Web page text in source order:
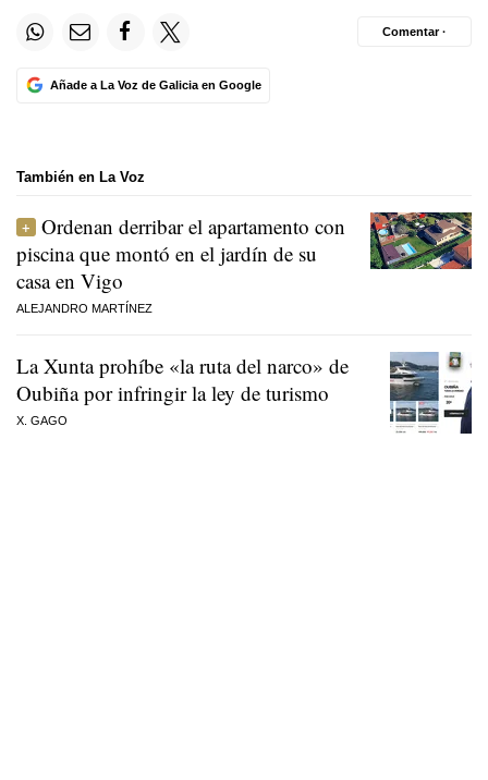
Añade a La Voz de Galicia en Google
Comentar ·
También en La Voz
Ordenan derribar el apartamento con
piscina que montó en el jardín de su
casa en Vigo
ALEJANDRO MARTÍNEZ
La Xunta prohíbe «la ruta del narco» de
Oubiña por infringir la ley de turismo
X. GAGO